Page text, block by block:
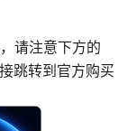
请注意下方的
跳转到官方购买